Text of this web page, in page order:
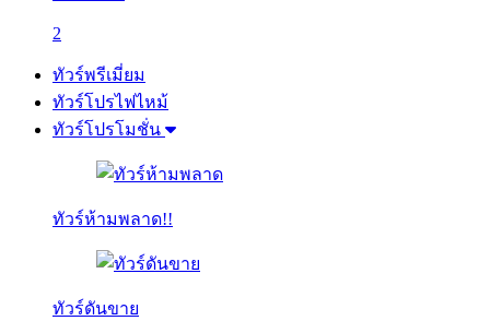
2
ทัวร์พรีเมี่ยม
ทัวร์โปรไฟไหม้
ทัวร์โปรโมชั่น
ทัวร์ห้ามพลาด!!
ทัวร์ดันขาย